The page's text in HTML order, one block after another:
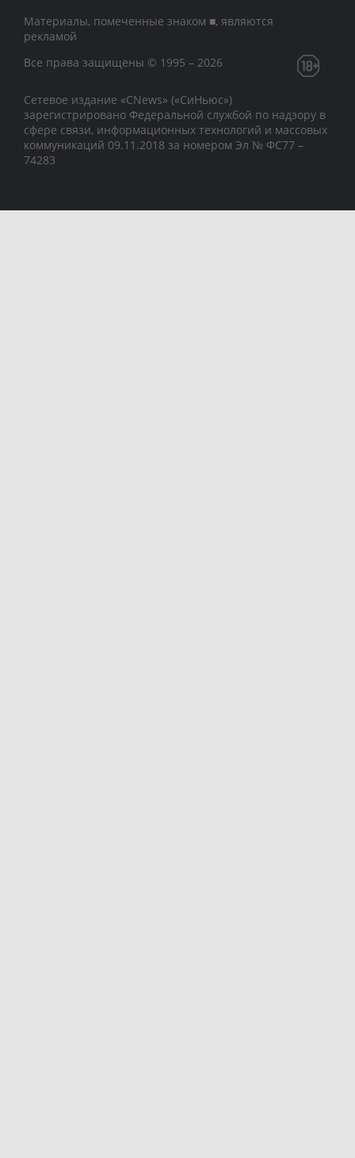
Материалы, помеченные знаком ■, являются
рекламой
Все права защищены © 1995 – 2026
Сетевое издание «CNews» («СиНьюс»)
зарегистрировано Федеральной службой по надзору в
сфере связи, информационных технологий и массовых
коммуникаций 09.11.2018 за номером Эл № ФС77 –
74283